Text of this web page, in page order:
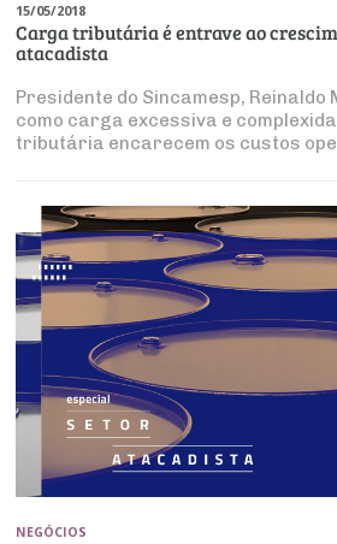
15/05/2018
Carga tributária é entrave ao
atacadista
Presidente do Sincamesp,
como carga excessiva e
tributária encarecem os custos
NEGÓCIOS